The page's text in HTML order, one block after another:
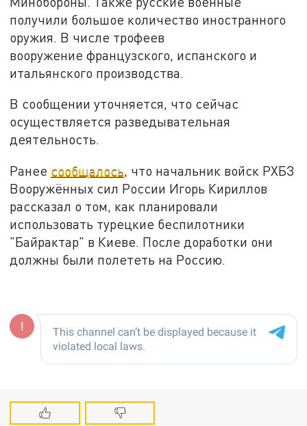
получили большое количество иностранного
оружия. В числе трофеев
вооружение французского, испанского и
итальянского производства.
В сообщении уточняется, что сейчас
осуществляется разведывательная
деятельность.
Ранее сообщалось, что начальник войск РХБЗ
Вооружённых сил России Игорь Кириллов
рассказал о том, как планировали
использовать турецкие беспилотники
"Байрактар" в Киеве. После доработки они
должны были полететь на Россию.